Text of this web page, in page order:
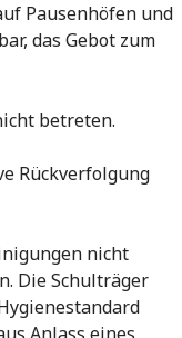
Pausenhöfen und
das Gebot zum
betreten.
Rückverfolgung
nicht
Die Schulträger